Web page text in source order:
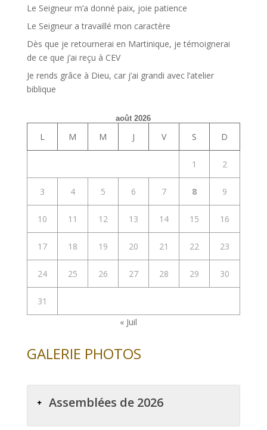
Le Seigneur m’a donné paix, joie patience
Le Seigneur a travaillé mon caractère
Dès que je retournerai en Martinique, je témoignerai
de ce que j’ai reçu à CEV
Je rends grâce à Dieu, car j’ai grandi avec l’atelier
biblique
août 2026
L M M J V S D
1 2
3 4 5 6 7 8 9
10 11 12 13 14 15 16
17 18 19 20 21 22 23
24 25 26 27 28 29 30
31
« Juil
GALERIE PHOTOS
Assemblées de 2026